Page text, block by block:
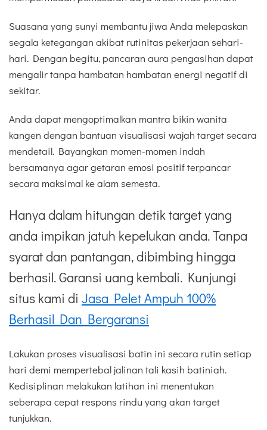
Suasana yang sunyi membantu jiwa Anda melepaskan
segala ketegangan akibat rutinitas pekerjaan sehari-
hari. Dengan begitu, pancaran aura pengasihan dapat
mengalir tanpa hambatan hambatan energi negatif di
sekitar.
Anda dapat mengoptimalkan mantra bikin wanita
kangen dengan bantuan visualisasi wajah target secara
mendetail. Bayangkan momen-momen indah
bersamanya agar getaran emosi positif terpancar
secara maksimal ke alam semesta.
Hanya dalam hitungan detik target yang
anda impikan jatuh kepelukan anda. Tanpa
syarat dan pantangan, dibimbing hingga
berhasil. Garansi uang kembali. Kunjungi
situs kami di Jasa Pelet Ampuh 100%
Berhasil Dan Bergaransi
Lakukan proses visualisasi batin ini secara rutin setiap
hari demi mempertebal jalinan tali kasih batiniah.
Kedisiplinan melakukan latihan ini menentukan
seberapa cepat respons rindu yang akan target
tunjukkan.